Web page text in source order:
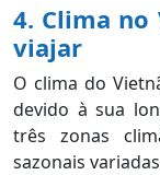
4. Clima no
viajar
O clima do
devido à sua
três zonas
sazonais